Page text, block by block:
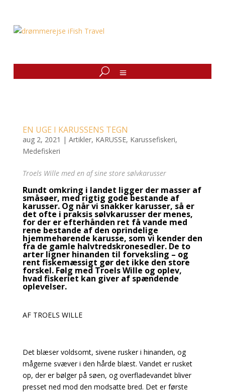
EN UGE I KARUSSENS TEGN
aug 2, 2021 | Artikler, KARUSSE, Karussefiskeri,
Medefiskeri
Troels Wille med en af sine store sølvkarusser
Rundt omkring i landet ligger der masser af
småsøer, med rigtig gode bestande af
karusser. Og når vi snakker karusser, så er
det ofte i praksis sølvkarusser der menes,
for der er efterhånden ret få vande med
rene bestande af den oprindelige
hjemmehørende karusse, som vi kender den
fra de gamle halvtredskronesedler. De to
arter ligner hinanden til forveksling – og
rent fiskemæssigt gør det ikke den store
forskel. Følg med Troels Wille og oplev,
hvad fiskeriet kan giver af spændende
oplevelser.
AF TROELS WILLE
Det blæser voldsomt, sivene rusker i hinanden, og
mågerne svæver i den hårde blæst. Vandet er rusket
op, der er bølger på søen, og overfladevandet bliver
presset ned mod den modsatte bred. Det er første